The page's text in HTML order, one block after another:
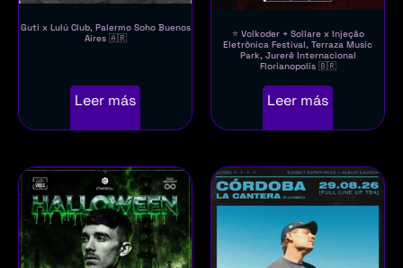
Guti x Lulú Club, Palermo Soho Buenos
Aires 🇦🇷
Leer más
⭐ Volkoder + Sollare x Injeção
Eletrônica Festival, Terraza Music
Park, Jurerê Internacional
Florianopolis 🇧🇷
Leer más